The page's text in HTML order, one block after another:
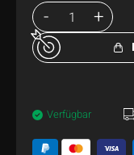
Verfügbar